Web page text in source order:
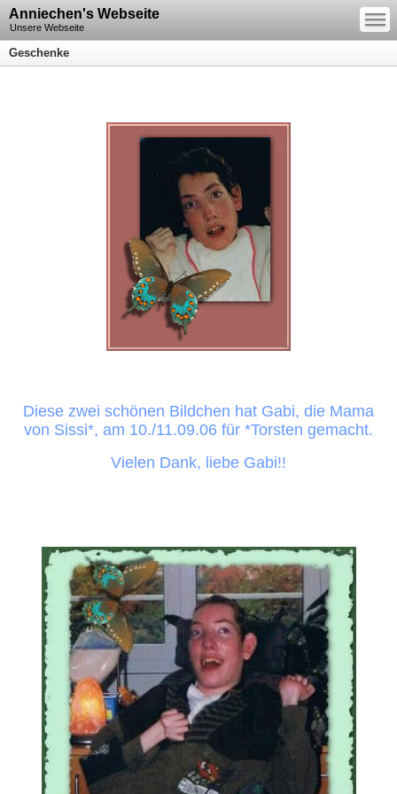
Anniechen's Webseite
Unsere Webseite
—
—
—
Geschenke
Diese zwei schönen Bildchen hat Gabi, die Mama
von Sissi*, am 10./11.09.06 für *Torsten gemacht.
Vielen Dank, liebe Gabi!!